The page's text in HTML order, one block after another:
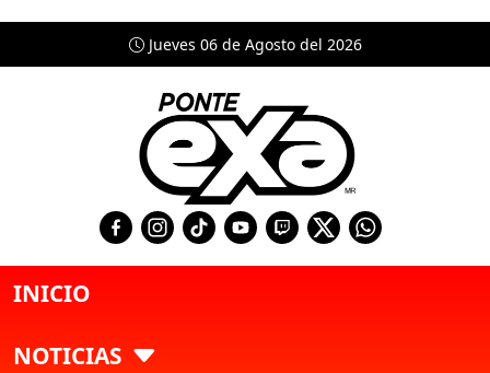
Jueves 06 de Agosto del 2026
INICIO
NOTICIAS